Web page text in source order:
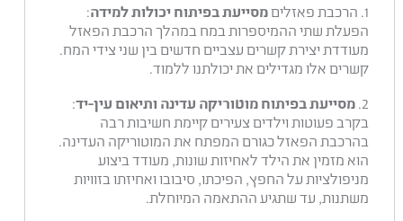
1. הרכבת פאזלים מסייעת בפיתוח יכולות למידה:
הפעלת שתי ההמיספרות במח במהלך הרכבת הפאזל
מעודדת יצירת קשרים עצביים חדשים בין שני צידי המח.
קשרים אלו מגדילים את יכולתנו ללמוד.
2. מסייעת בפיתוח מוטוריקה עדינה ותיאום עין-יד:
בקרב פעוטות וילדים צעירים קיימת חשיבות רבה
בהרכבת הפאזל כגורם המפתח את המוטוריקה העדינה.
הוא מזמין את הילד לאחיזות שונות, מעודד ביצוע
מניפולציות על החפץ, הפיכתו, סיבובו ואחיזתו בזוויות
משתנות, עד שתגיע ההתאמה המיוחלת.